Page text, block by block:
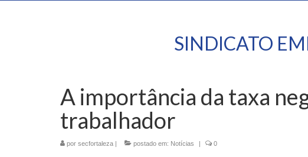
SINDICATO
A importância da taxa
trabalhador
por secfortaleza | postado em: Notícias | 0